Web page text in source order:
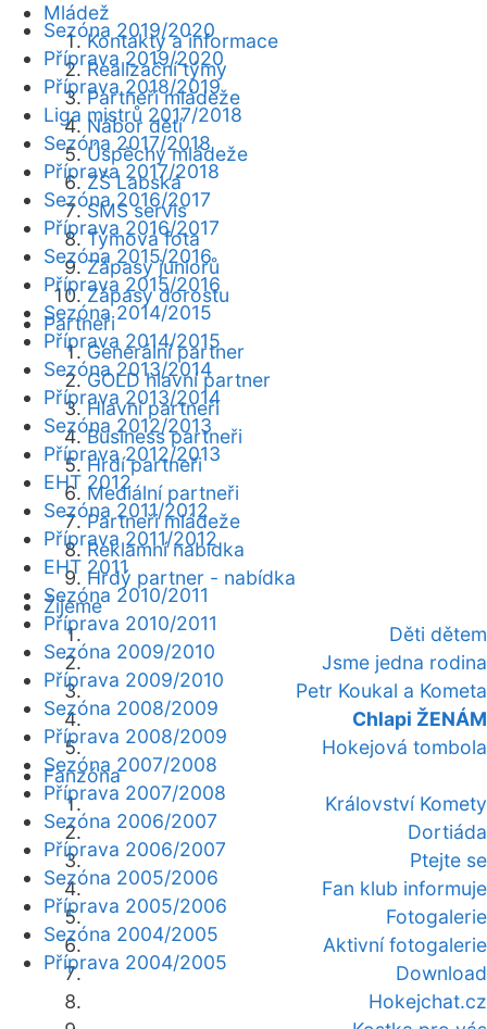
Mládež
Kontakty a informace
Realizační týmy
Partneři mládeže
Nábor dětí
Úspěchy mládeže
ZŠ Labská
SMS servis
Týmová fota
Zápasy juniorů
Zápasy dorostu
Partneři
Generální partner
GOLD hlavní partner
Hlavní partneři
Business partneři
Hrdí partneři
Mediální partneři
Partneři mládeže
Reklamní nabídka
Hrdý partner - nabídka
Žijeme
Děti dětem
Jsme jedna rodina
Petr Koukal a Kometa
Chlapi ŽENÁM
Hokejová tombola
Fanzóna
Království Komety
Dortiáda
Ptejte se
Fan klub informuje
Fotogalerie
Aktivní fotogalerie
Download
Hokejchat.cz
Sezóna 2019/2020
Příprava 2019/2020
Příprava 2018/2019
Liga mistrů 2017/2018
Sezóna 2017/2018
Příprava 2017/2018
Sezóna 2016/2017
Příprava 2016/2017
Sezóna 2015/2016
Příprava 2015/2016
Sezóna 2014/2015
Příprava 2014/2015
Sezóna 2013/2014
Příprava 2013/2014
Sezóna 2012/2013
Příprava 2012/2013
EHT 2012
Sezóna 2011/2012
Příprava 2011/2012
EHT 2011
Sezóna 2010/2011
Příprava 2010/2011
Sezóna 2009/2010
Příprava 2009/2010
Sezóna 2008/2009
Příprava 2008/2009
Sezóna 2007/2008
Příprava 2007/2008
Sezóna 2006/2007
Příprava 2006/2007
Sezóna 2005/2006
Příprava 2005/2006
Sezóna 2004/2005
Příprava 2004/2005